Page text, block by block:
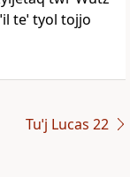
teˈ tyol tojjo
Tuˈj Lucas 22